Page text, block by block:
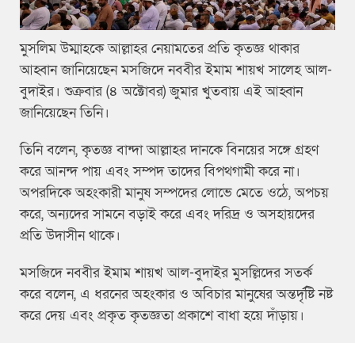
মুসলিম উম্মাহকে আল্লাহর নেয়ামতের প্রতি কৃতজ্ঞ থাকার
আহ্বান জানিয়েছেন মসজিদে নববীর ইমাম শায়খ সালেহ আল-
বুদাইর। শুক্রবার (৪ অক্টোবর) জুমার খুতবায় এই আহ্বান
জানিয়েছেন তিনি।
তিনি বলেন, কৃতজ্ঞ বান্দা আল্লাহর দানকে বিনয়ের সঙ্গে গ্রহণ
করে আনন্দ পায় এবং সম্পদ তাদের বিপথগামী করে না।
অপরদিকে অহংকারী মানুষ সম্পদের লোভে মেতে ওঠে, অপচয়
করে, অন্যদের সামনে বড়াই করে এবং দরিদ্র ও অসহায়দের
প্রতি উদাসীন থাকে।
মসজিদে নববীর ইমাম শায়খ আল-বুদাইর মুসল্লিদের সতর্ক
করে বলেন, এ ধরনের অহংকার ও অবিচার মানুষের অন্তর্দৃষ্টি নষ্ট
করে দেয় এবং প্রকৃত কৃতজ্ঞতা প্রকাশে বাধা হয়ে দাঁড়ায়।